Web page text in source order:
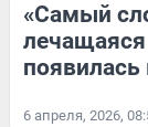
«Самый
6 апреля, 2026,